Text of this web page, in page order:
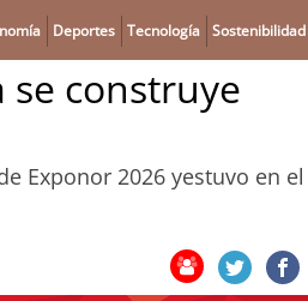
Deportes Tecnología Sostenibilidad
construye
Exponor 2026 yestuvo en el